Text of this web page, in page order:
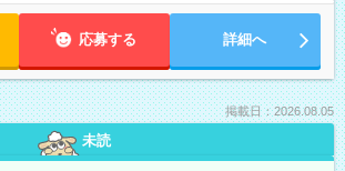
応募する 詳細へ
掲載日：2026.08.05
未読